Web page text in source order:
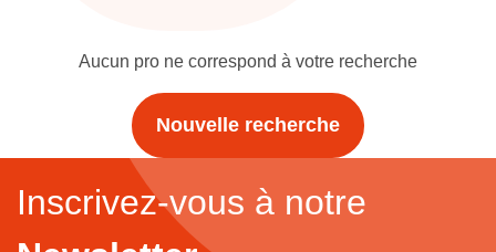
Aucun pro ne correspond à votre recherche
Nouvelle recherche
Inscrivez-vous à notre